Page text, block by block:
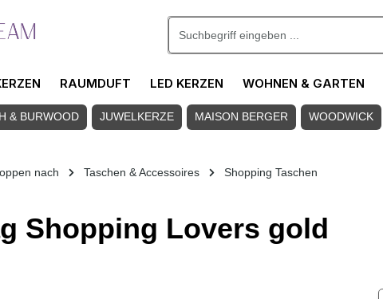
RAUMDUFT LED KERZEN WOHNEN & GARTEN
& BURWOOD JUWELKERZE MAISON BERGER WOODWICK
nach Taschen & Accessoires Shopping Taschen
5 Sternen
Shopping Lovers gold